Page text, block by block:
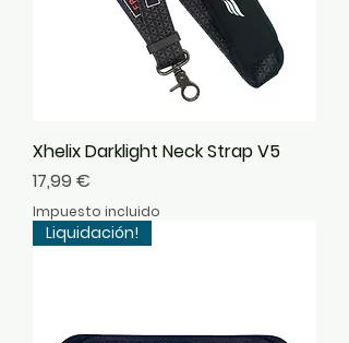
Xhelix Darklight Neck Strap V5
Precio
17,99 €
Impuesto incluido
Liquidación!